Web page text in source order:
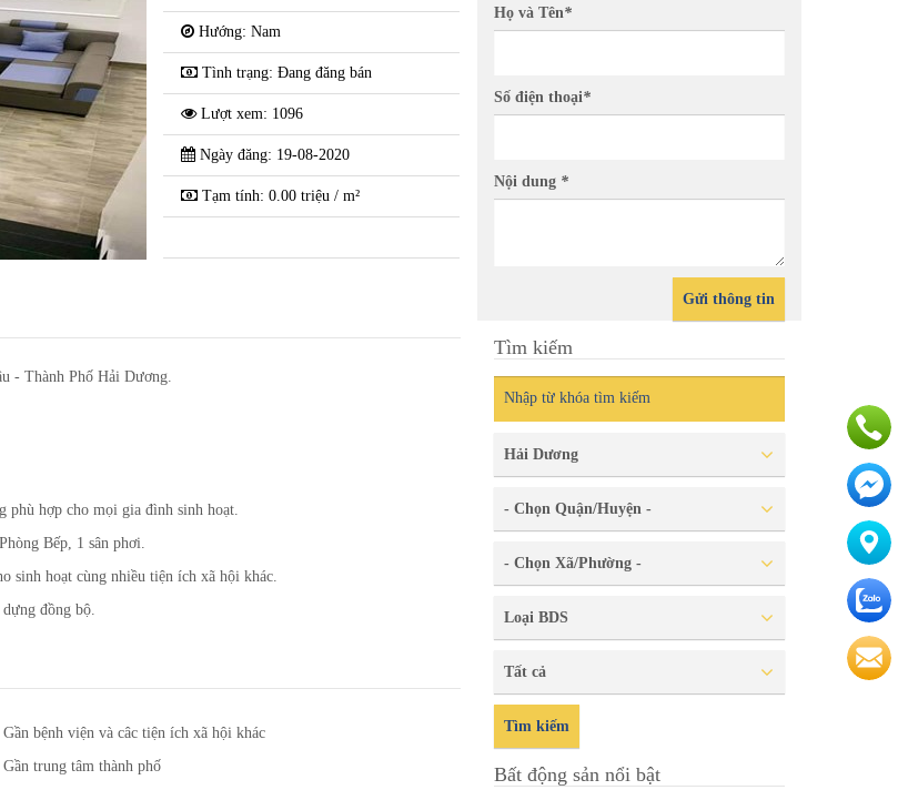
hướng
Dương
Chính Chủ cần chuyển đổi Bán Nhà 2 Tầng hướng
Nam - Phường Ngọc Châu - Thành Phố Hải Dương
Hướng: Nam
Tình trạng: Đang đăng bán
Lượt xem: 1096
Ngày đăng: 19-08-2020
Tạm tính: 0.00 triệu / m²
- Thành Phố Hải Dương.
phù hợp cho mọi gia đình sinh hoạt.
Bếp, 1 sân phơi.
sinh hoạt cùng nhiều tiện ích xã hội khác.
đồng bộ.
Gần bệnh viện và câc tiện ích xã hội khác
Gần trung tâm thành phố
Họ và Tên*
Số điện thoại*
Nội dung *
Gửi thông tin
Tìm kiếm
Hải Dương
- Chọn Quận/Huyện -
- Chọn Xã/Phường -
Loại BDS
Tất cả
Tìm kiếm
Bất động sản nổi bật